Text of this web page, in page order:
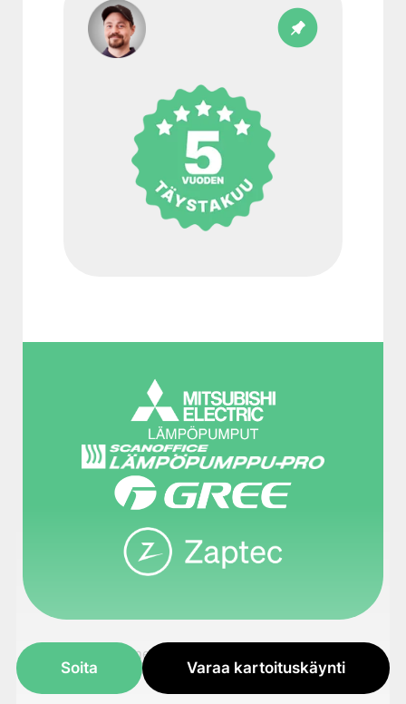
Soita Varaa kartoituskäynti
© 2026 Energiafiksu.fi
Design by
Avinse Code byLucci